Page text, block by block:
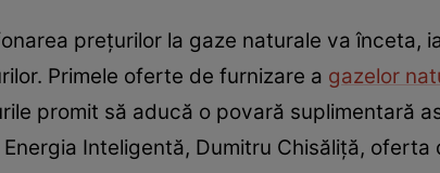
prețurilor la gaze naturale va înceta,
Primele oferte de furnizare a gazelor
promit să aducă o povară suplimentară
Inteligentă, Dumitru Chisăliță,